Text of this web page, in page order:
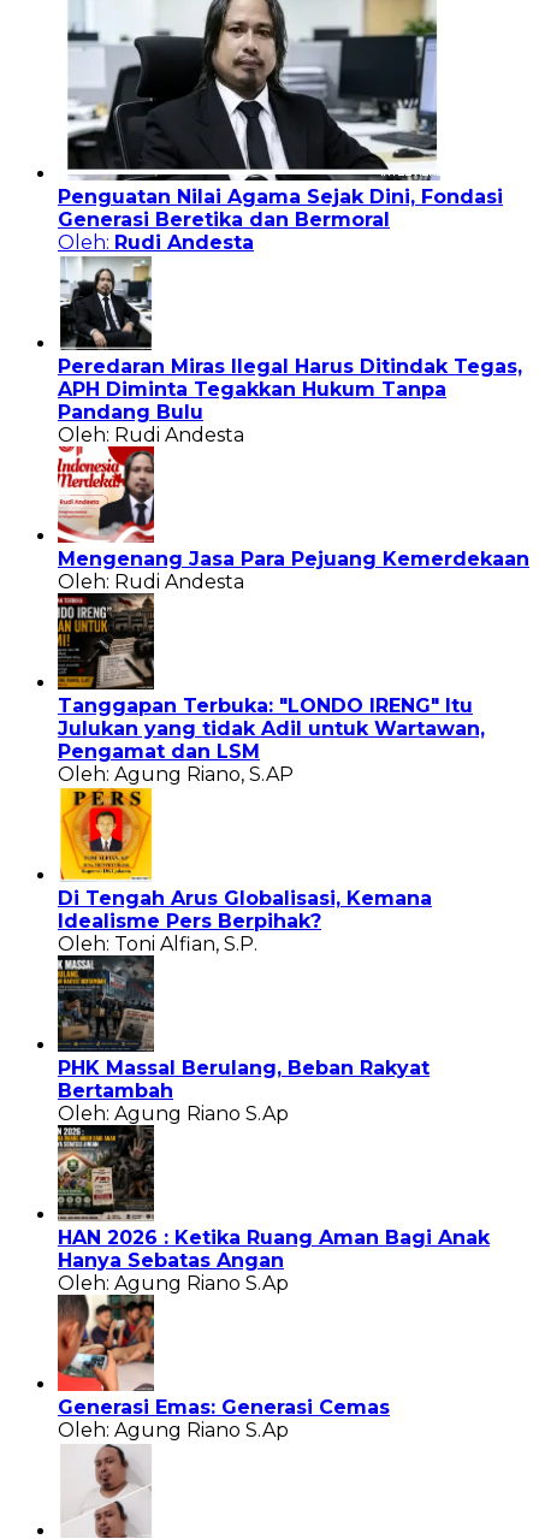
Penguatan Nilai Agama Sejak Dini, Fondasi
Generasi Beretika dan Bermoral
Oleh: Rudi Andesta
Peredaran Miras Ilegal Harus Ditindak Tegas,
APH Diminta Tegakkan Hukum Tanpa
Pandang Bulu
Oleh: Rudi Andesta
Mengenang Jasa Para Pejuang Kemerdekaan
Oleh: Rudi Andesta
Tanggapan Terbuka: "LONDO IRENG" Itu
Julukan yang tidak Adil untuk Wartawan,
Pengamat dan LSM
Oleh: Agung Riano, S.AP
Di Tengah Arus Globalisasi, Kemana
Idealisme Pers Berpihak?
Oleh: Toni Alfian, S.P.
PHK Massal Berulang, Beban Rakyat
Bertambah
Oleh: Agung Riano S.Ap
HAN 2026 : Ketika Ruang Aman Bagi Anak
Hanya Sebatas Angan
Oleh: Agung Riano S.Ap
Generasi Emas: Generasi Cemas
Oleh: Agung Riano S.Ap